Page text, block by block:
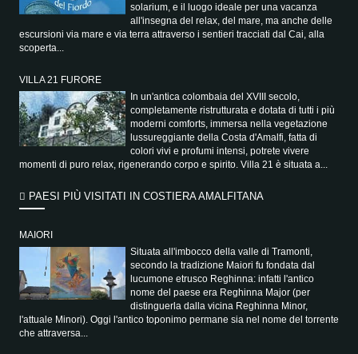
solarium, e il luogo ideale per una vacanza
all'insegna del relax, del mare, ma anche delle
escursioni via mare e via terra attraverso i sentieri tracciati dal Cai, alla
scoperta...
VILLA 21 FURORE
In un'antica colombaia del XVIII secolo,
completamente ristrutturata e dotata di tutti i più
moderni comforts, immersa nella vegetazione
lussureggiante della Costa d'Amalfi, fatta di
colori vivi e profumi intensi, potrete vivere
momenti di puro relax, rigenerando corpo e spirito. Villa 21 è situata a...
PAESI PIÙ VISITATI IN COSTIERA AMALFITANA
MAIORI
Situata all'imbocco della valle di Tramonti,
secondo la tradizione Maiori fu fondata dal
lucumone etrusco Reghinna: infatti l'antico
nome del paese era Reghinna Major (per
distinguerla dalla vicina Reghinna Minor,
l'attuale Minori). Oggi l'antico toponimo permane sia nel nome del torrente
che attraversa...